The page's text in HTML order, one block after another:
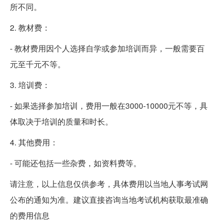
所不同。
2. 教材费：
- 教材费用因个人选择自学或参加培训而异，一般需要百
元至千元不等。
3. 培训费：
- 如果选择参加培训，费用一般在3000-10000元不等，具
体取决于培训的质量和时长。
4. 其他费用：
- 可能还包括一些杂费，如资料费等。
请注意，以上信息仅供参考，具体费用以当地人事考试网
公布的通知为准。建议直接咨询当地考试机构获取最准确
的费用信息